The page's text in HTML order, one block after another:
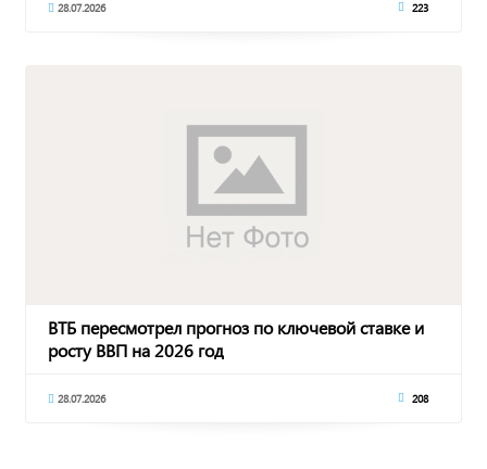
28.07.2026 223
ВТБ пересмотрел прогноз по ключевой ставке и
росту ВВП на 2026 год
28.07.2026 208